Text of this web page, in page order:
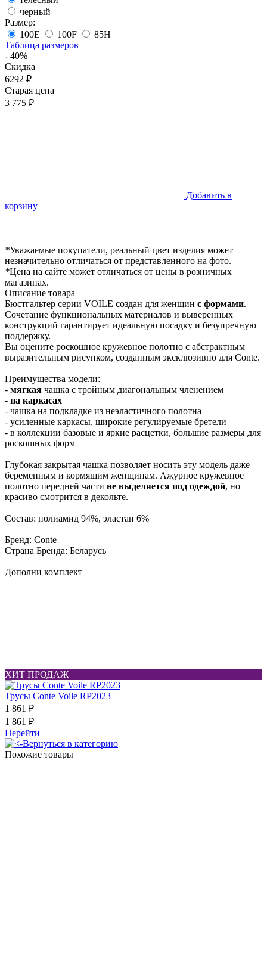
черный
Размер:
100E
100F
85H
Таблица размеров
- 40%
Скидка
6292 ₽
Старая цена
3 775 ₽
Добавить в
корзину
*Уважаемые покупатели, реальный цвет изделия может
незначительно отличаться от представленного на фото.
*Цена на сайте может отличаться от цены в розничных
магазинах.
Описание товара
Бюстгальтер серии VOILE создан для женщин с формами.
Сочетание функциональных материалов и выверенных
конструкций гарантирует идеальную посадку и безупречную
поддержку.
Вы оцените роскошное кружевное полотно с абстрактным
выразительным рисунком, созданным эксклюзивно для Conte.
Преимущества модели:
- мягкая чашка с тройным диагональным членением
- на каркасах
- чашка на подкладке из неэластичного полотна
- усиленные каркасы, широкие регулируемые бретели
- в коллекции базовые и яркие расцетки, большие размеры для
роскошных форм
Глубокая закрытая чашка позволяет носить эту модель даже
беременным и кормящим женщинам. Ажурное кружевное
полотно передней части не выделяется под одеждой, но
красиво смотрится в декольте.
Состав: полиамид 94%, эластан 6%
Бренд: Conte
Cтрана Бренда: Беларусь
Дополни комплект
ХИТ ПРОДАЖ
Трусы Conte Voile RP2023
1 861 ₽
1 861 ₽
Перейти
Вернуться в категорию
Похожие товары